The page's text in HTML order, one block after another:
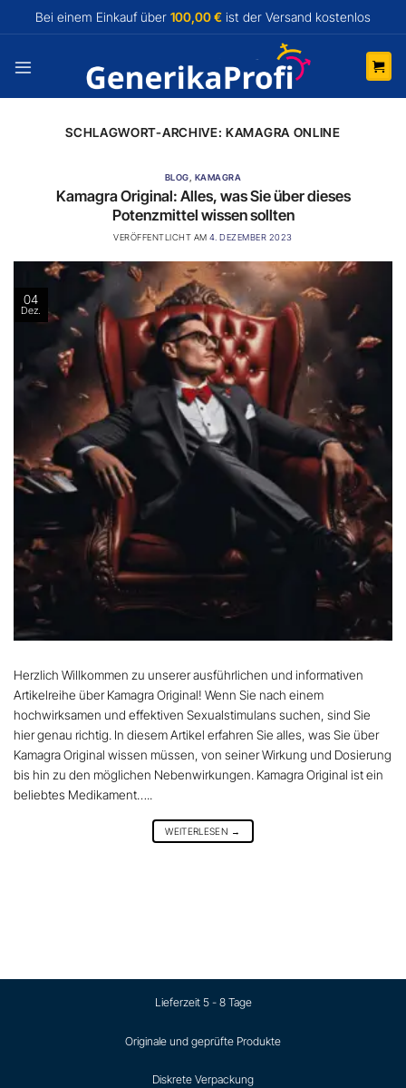
Bei einem Einkauf über 100,00 € ist der Versand kostenlos
SCHLAGWORT-ARCHIVE:KAMAGRA ONLINE
BLOG KAMAGRA
Kamagra Original: Alles, was Sie über dieses
Potenzmittel wissen sollten
VERÖFFENTLICHT AM 4. DEZEMBER 2023
04
Dez.
Herzlich Willkommen zu unserer ausführlichen und informativen
Artikelreihe über Kamagra Original! Wenn Sie nach einem
hochwirksamen und effektiven Sexualstimulans suchen, sind Sie
hier genau richtig. In diesem Artikel erfahren Sie alles, was Sie über
Kamagra Original wissen müssen, von seiner Wirkung und Dosierung
bis hin zu den möglichen Nebenwirkungen. Kamagra Original ist ein
beliebtes Medikament…..
WEITERLESEN →
Lieferzeit 5 - 8 Tage
Originale und geprüfte Produkte
Diskrete Verpackung